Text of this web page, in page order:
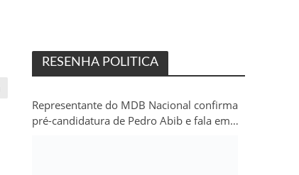
RESENHA POLITICA
Representante do MDB Nacional confirma
pré-candidatura de Pedro Abib e fala em